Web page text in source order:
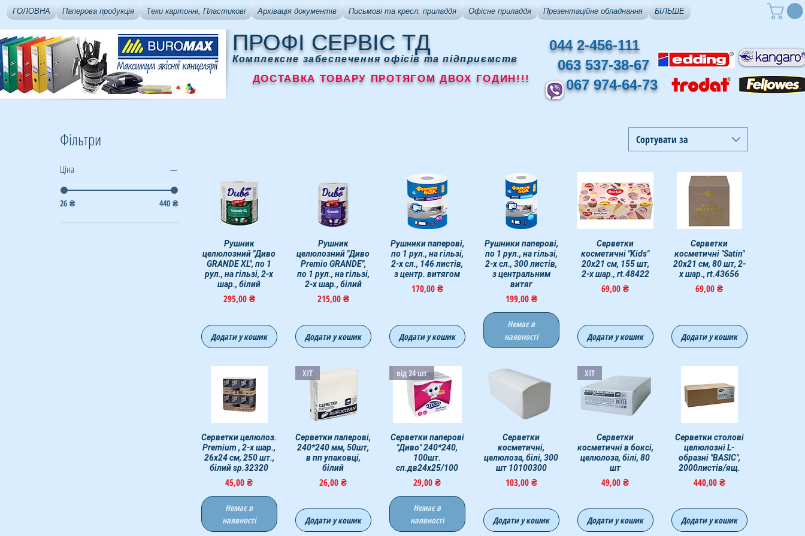
ГОЛОВНА Паперова продукція Теки картонні, Пластикові Архівація документів Письмові та кресл. приладдя Офісне приладдя Презентаційне обладнання БІЛЬШЕ
ПРОФІ СЕРВІС ТД
Комплексне забеспечення офісів та підприємств
ДОСТАВКА ТОВАРУ ПРОТЯГОМ ДВОХ ГОДИН!!!
044 2-456-111
063 537-38-67
067 974-64-73
Фільтри
Ціна
26 ₴ 440 ₴
Сортувати за
Швидкий перегляд
Рушник
целюлозний "Диво
GRANDE XL", по 1
рул., на гільзі, 2-х
шар., білий
Ціна
295,00 ₴
Додати у кошик
Швидкий перегляд
Рушник
целюлозний "Диво
Premio GRANDE",
по 1 рул., на гільзі,
2-х шар., білий
Ціна
215,00 ₴
Додати у кошик
Швидкий перегляд
Рушники паперові,
по 1 рул., на гільзі,
2-х сл., 146 листів,
з центр. витягом
Ціна
170,00 ₴
Додати у кошик
Швидкий перегляд
Рушники паперові,
по 1 рул., на гільзі,
2-х сл., 300 листів,
з центральним
витяг
Ціна
199,00 ₴
Немає в
наявності
Швидкий перегляд
Серветки
косметичні "Kids"
20х21 см, 155 шт,
2-х шар., rt.48422
Ціна
69,00 ₴
Додати у кошик
Швидкий перегляд
Серветки
косметичні "Satin"
20х21 см, 80 шт, 2-
х шар., rt.43656
Ціна
69,00 ₴
Додати у кошик
Швидкий перегляд
Серветки целюлоз.
Premium , 2-х шар.,
26х24 см, 250 шт.,
білий sp.32320
Ціна
45,00 ₴
Немає в
наявності
Швидкий перегляд
ХІТ
Серветки паперові,
240*240 мм, 50шт,
в пп упаковці,
білий
Ціна
26,00 ₴
Додати у кошик
Швидкий перегляд
від 24 шт
Серветки паперові
"Диво" 240*240,
100шт.
сп.дв24х25/100
Ціна
29,00 ₴
Немає в
наявності
Швидкий перегляд
Серветки
косметичні,
целюлоза, білі, 300
шт 10100300
Ціна
103,00 ₴
Додати у кошик
Швидкий перегляд
ХІТ
Серветки
косметичні в боксі,
целюлоза, білі, 80
шт
Ціна
49,00 ₴
Додати у кошик
Швидкий перегляд
Серветки столові
целюлозні L-
образні "BASIC",
2000листів/ящ.
Ціна
440,00 ₴
Додати у кошик